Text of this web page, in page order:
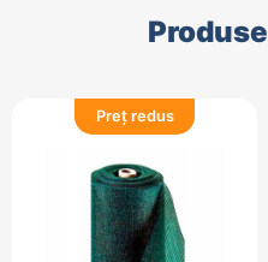
Produse
Preț redus